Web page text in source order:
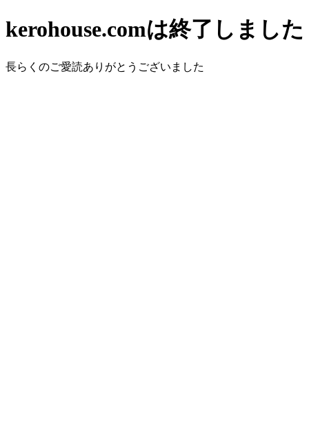
kerohouse.comは終了しました
長らくのご愛読ありがとうございました